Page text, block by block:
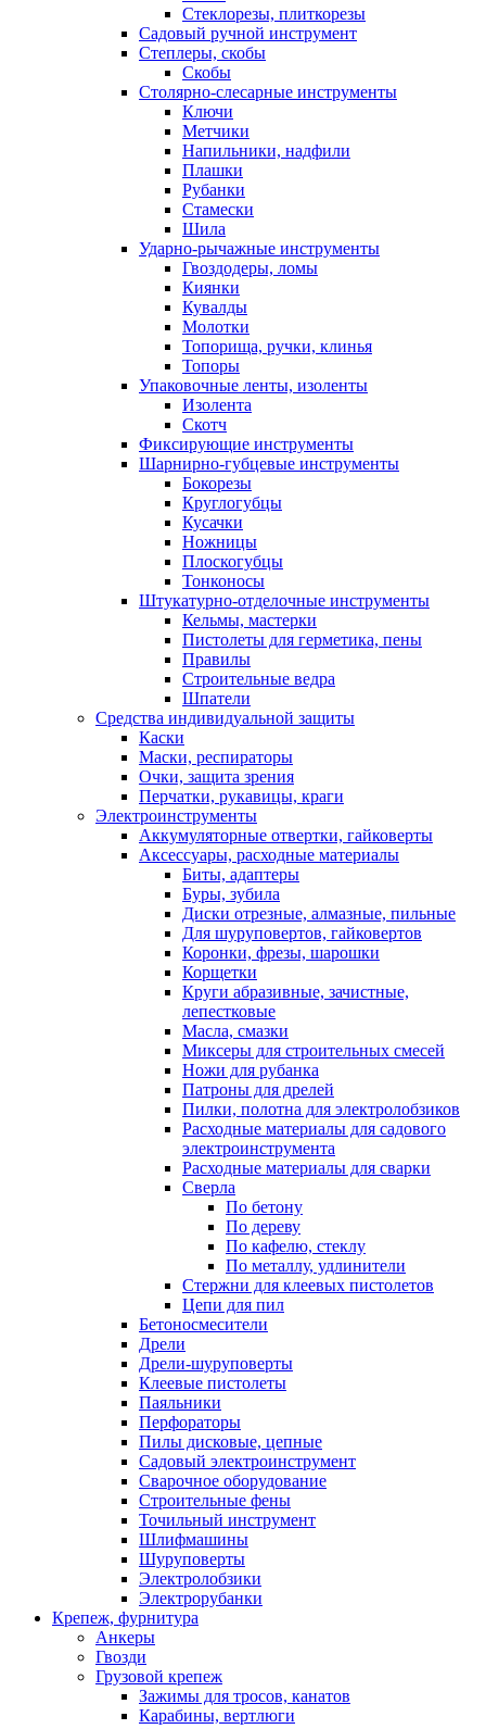
Стеклорезы, плиткорезы
Садовый ручной инструмент
Степлеры, скобы
Скобы
Столярно-слесарные инструменты
Ключи
Метчики
Напильники, надфили
Плашки
Рубанки
Стамески
Шила
Ударно-рычажные инструменты
Гвоздодеры, ломы
Киянки
Кувалды
Молотки
Топорища, ручки, клинья
Топоры
Упаковочные ленты, изоленты
Изолента
Скотч
Фиксирующие инструменты
Шарнирно-губцевые инструменты
Бокорезы
Круглогубцы
Кусачки
Ножницы
Плоскогубцы
Тонконосы
Штукатурно-отделочные инструменты
Кельмы, мастерки
Пистолеты для герметика, пены
Правилы
Строительные ведра
Шпатели
Средства индивидуальной защиты
Каски
Маски, респираторы
Очки, защита зрения
Перчатки, рукавицы, краги
Электроинструменты
Аккумуляторные отвертки, гайковерты
Аксессуары, расходные материалы
Биты, адаптеры
Буры, зубила
Диски отрезные, алмазные, пильные
Для шуруповертов, гайковертов
Коронки, фрезы, шарошки
Корщетки
Круги абразивные, зачистные,
лепестковые
Масла, смазки
Миксеры для строительных смесей
Ножи для рубанка
Патроны для дрелей
Пилки, полотна для электролобзиков
Расходные материалы для садового
электроинструмента
Расходные материалы для сварки
Сверла
По бетону
По дереву
По кафелю, стеклу
По металлу, удлинители
Стержни для клеевых пистолетов
Цепи для пил
Бетоносмесители
Дрели
Дрели-шуруповерты
Клеевые пистолеты
Паяльники
Перфораторы
Пилы дисковые, цепные
Садовый электроинструмент
Сварочное оборудование
Строительные фены
Точильный инструмент
Шлифмашины
Шуруповерты
Электролобзики
Электрорубанки
Крепеж, фурнитура
Анкеры
Гвозди
Грузовой крепеж
Зажимы для тросов, канатов
Карабины, вертлюги